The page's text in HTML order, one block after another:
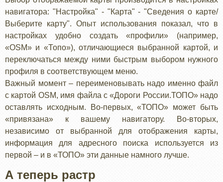
навигатора: "Настройка" - "Карта" - "Сведения о карте/
Выберите карту". Опыт использования показал, что в
настройках удобно создать «профили» (например,
«OSM» и «Топо»), отличающиеся выбранной картой, и
переключаться между ними быстрым выбором нужного
профиля в соответствующем меню.
Важный момент – переименовывать надо именно файл
с картой OSM, имя файла с «Дороги России.ТОПО» надо
оставлять исходным. Во-первых, «ТОПО» может быть
«привязана» к вашему навигатору. Во-вторых,
независимо от выбранной для отображения карты,
информация для адресного поиска используется из
первой – и в «ТОПО» эти данные намного лучше.
А теперь растр